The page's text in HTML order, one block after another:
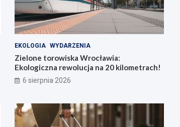
EKOLOGIA WYDARZENIA
Zielone torowiska Wrocławia:
Ekologiczna rewolucja na 20 kilometrach!
6 sierpnia 2026